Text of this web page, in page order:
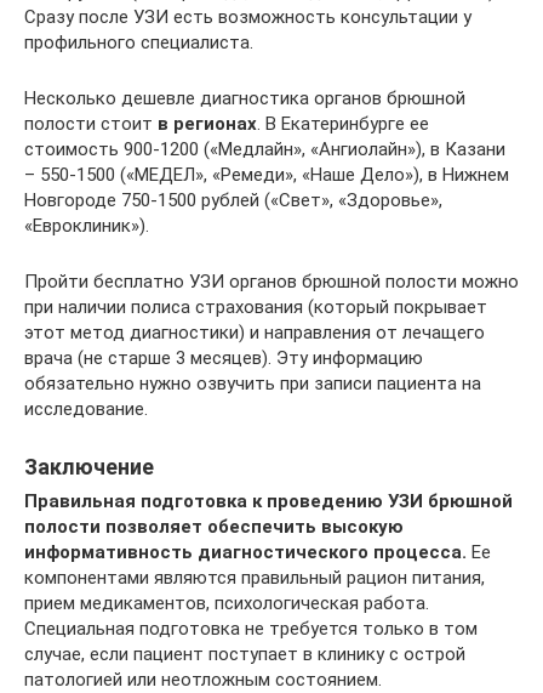
Сразу после УЗИ есть возможность консультации у
профильного специалиста.
Несколько дешевле диагностика органов брюшной
полости стоит в регионах. В Екатеринбурге ее
стоимость 900-1200 («Медлайн», «Ангиолайн»), в Казани
– 550-1500 («МЕДЕЛ», «Ремеди», «Наше Дело»), в Нижнем
Новгороде 750-1500 рублей («Свет», «Здоровье»,
«Евроклиник»).
Пройти бесплатно УЗИ органов брюшной полости можно
при наличии полиса страхования (который покрывает
этот метод диагностики) и направления от лечащего
врача (не старше 3 месяцев). Эту информацию
обязательно нужно озвучить при записи пациента на
исследование.
Заключение
Правильная подготовка к проведению УЗИ брюшной
полости позволяет обеспечить высокую
информативность диагностического процесса. Ее
компонентами являются правильный рацион питания,
прием медикаментов, психологическая работа.
Специальная подготовка не требуется только в том
случае, если пациент поступает в клинику с острой
патологией или неотложным состоянием.